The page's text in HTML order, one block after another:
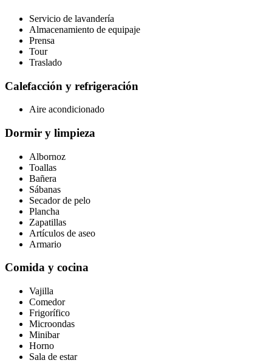
Servicio de lavandería
Almacenamiento de equipaje
Prensa
Tour
Traslado
Calefacción y refrigeración
Aire acondicionado
Dormir y limpieza
Albornoz
Toallas
Bañera
Sábanas
Secador de pelo
Plancha
Zapatillas
Artículos de aseo
Armario
Comida y cocina
Vajilla
Comedor
Frigorífico
Microondas
Minibar
Horno
Sala de estar